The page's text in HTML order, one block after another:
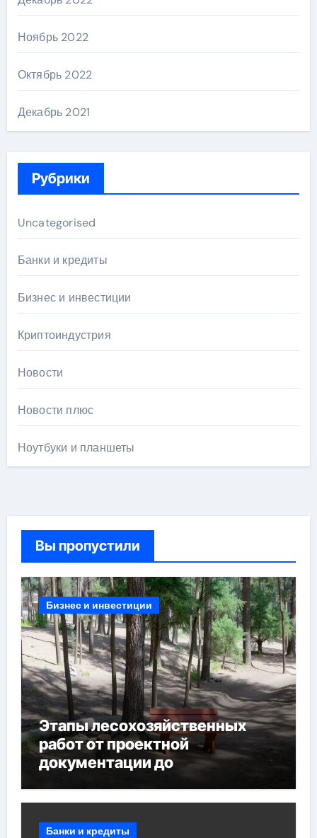
Ноябрь 2022
Октябрь 2022
Декабрь 2021
Рубрики
Uncategorised
Банки и кредиты
Бизнес и инвестиции
Криптоиндустрия
Новости
Новости плюс
Ноутбуки и планшеты
Вы пропустили
Бизнес и инвестиции
Этапы лесохозяйственных
работ от проектной
документации до
мероприятий и обустройства
Банки и кредиты